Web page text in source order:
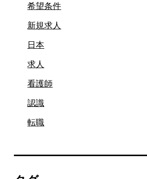
希望条件
新規求人
日本
求人
看護師
認識
転職